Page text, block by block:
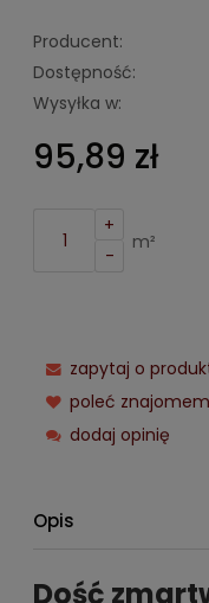
Producent:
Dostępność:
Wysyłka w:
95,89 zł
+
-
m²
zapytaj o
poleć
dodaj opinię
Opis
Dość